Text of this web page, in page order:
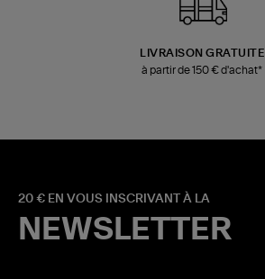
LIVRAISON GRATUITE
à partir de 150 € d'achat*
20 € EN VOUS INSCRIVANT À LA
NEWSLETTER